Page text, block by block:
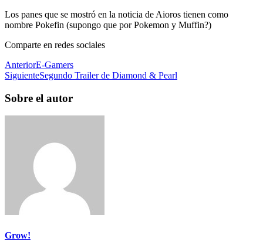
Los panes que se mostró en la noticia de Aioros tienen como
nombre Pokefin (supongo que por Pokemon y Muffin?)
Comparte en redes sociales
AnteriorE-Gamers
SiguienteSegundo Trailer de Diamond & Pearl
Sobre el autor
Grow!